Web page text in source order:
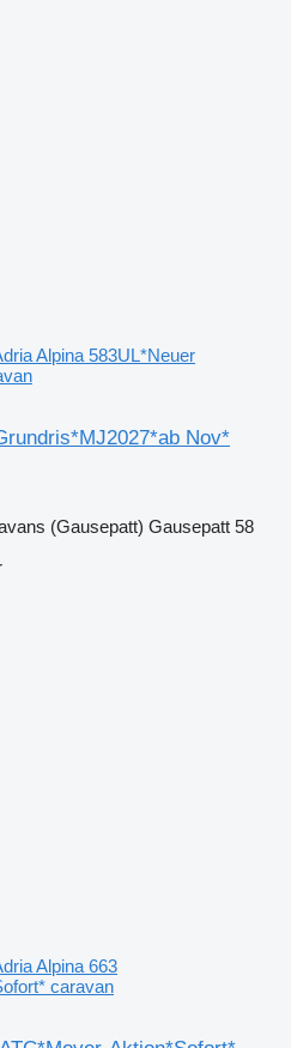
Alpina 583UL*Neuer
Nov*
(Gausepatt) Gausepatt 58
Alpina 663
caravan